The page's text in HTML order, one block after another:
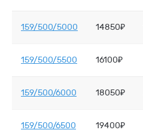
159/500/5000 14850₽
159/500/5500 16100₽
159/500/6000 18050₽
159/500/6500 19400₽